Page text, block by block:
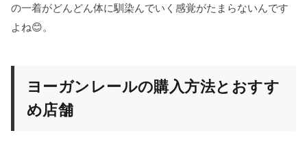
の一着がどんどん体に馴染んでいく感覚がたまらないんです
よね😊。
ヨーガンレールの購入方法とおすす
め店舗